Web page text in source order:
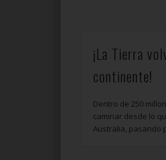
¡La Tierra
continente!
Dentro de 250
caminar desde lo
Australia, pasando